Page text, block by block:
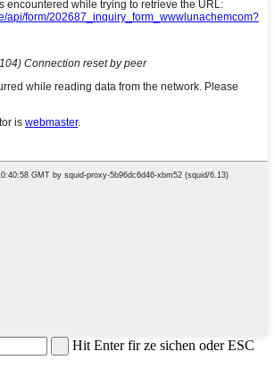
Hit Enter fir ze sichen oder ESC